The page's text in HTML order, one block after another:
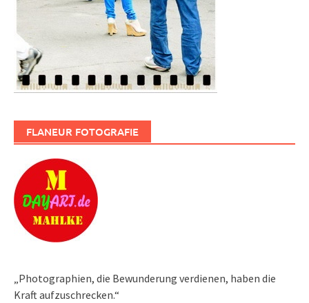
FLANEUR FOTOGRAFIE
„Photographien, die Bewunderung verdienen, haben die
Kraft aufzuschrecken.“